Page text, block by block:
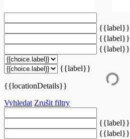
{{label}}
{{label}}
{{label}}
{{label}}
{{locationDetails}}
Vyhledat Zrušit filtry
{{label}}
{{label}}